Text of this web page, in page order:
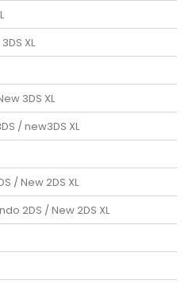
XL
3DS XL
/ new3DS XL
/ New 2DS XL
2DS / New 2DS XL